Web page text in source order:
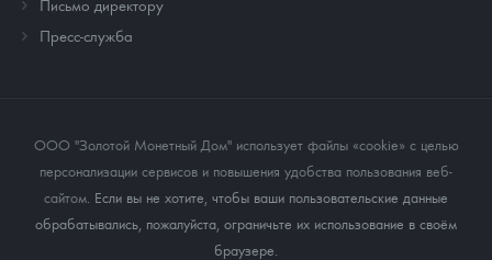
Письмо директору
Пресс-служба
ООО "Золотой Монетный Дом" использует файлы «cookie» с целью
персонализации сервисов и повышения удобства пользования веб-
сайтом . Если вы не хотите, чтобы ваши пользовательские данные
обрабатывались, пожалуйста, ограничьте их использование в своём
браузере.